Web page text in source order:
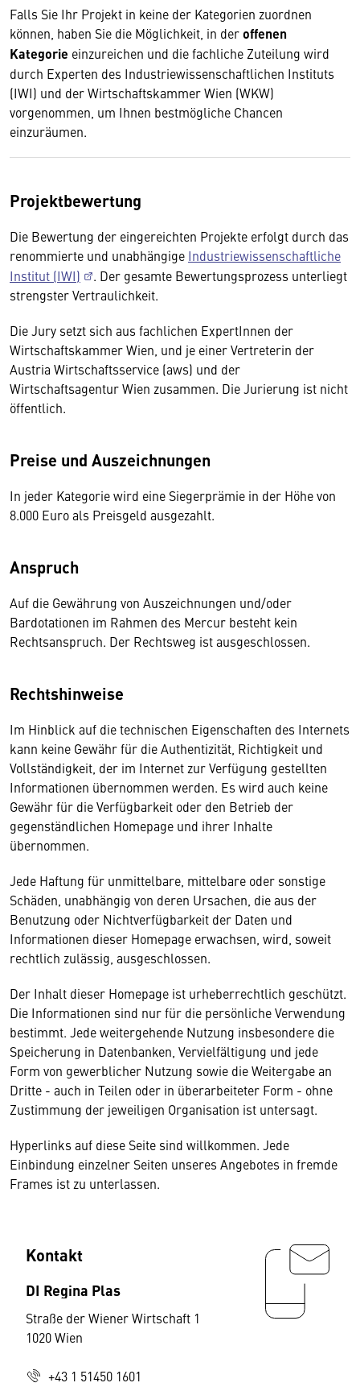
Falls Sie Ihr Projekt in keine der Kategorien zuordnen
können, haben Sie die Möglichkeit, in deroffenen
Kategorie einzureichen und die fachliche Zuteilung wird
durch Experten des Industriewissenschaftlichen Instituts
(IWI) und der Wirtschaftskammer Wien (WKW)
vorgenommen, um Ihnen bestmögliche Chancen
einzuräumen.
Projektbewertung
Die Bewertung der eingereichten Projekte erfolgt durch das
renommierte und unabhängige Industriewissenschaftliche
Institut (IWI)
. Der gesamte Bewertungsprozess unterliegt
strengster Vertraulichkeit.
Die Jury setzt sich aus fachlichen ExpertInnen der
Wirtschaftskammer Wien, und je einer Vertreterin der
Austria Wirtschaftsservice (aws) und der
Wirtschaftsagentur Wien zusammen. Die Jurierung ist nicht
öffentlich.
Preise und Auszeichnungen
In jeder Kategorie wird eine Siegerprämie in der Höhe von
8.000 Euro als Preisgeld ausgezahlt.
Anspruch
Auf die Gewährung von Auszeichnungen und/oder
Bardotationen im Rahmen des Mercur besteht kein
Rechtsanspruch. Der Rechtsweg ist ausgeschlossen.
Rechtshinweise
Im Hinblick auf die technischen Eigenschaften des Internets
kann keine Gewähr für die Authentizität, Richtigkeit und
Vollständigkeit, der im Internet zur Verfügung gestellten
Informationen übernommen werden. Es wird auch keine
Gewähr für die Verfügbarkeit oder den Betrieb der
gegenständlichen Homepage und ihrer Inhalte
übernommen.
Jede Haftung für unmittelbare, mittelbare oder sonstige
Schäden, unabhängig von deren Ursachen, die aus der
Benutzung oder Nichtverfügbarkeit der Daten und
Informationen dieser Homepage erwachsen, wird, soweit
rechtlich zulässig, ausgeschlossen.
Der Inhalt dieser Homepage ist urheberrechtlich geschützt.
Die Informationen sind nur für die persönliche Verwendung
bestimmt. Jede weitergehende Nutzung insbesondere die
Speicherung in Datenbanken, Vervielfältigung und jede
Form von gewerblicher Nutzung sowie die Weitergabe an
Dritte - auch in Teilen oder in überarbeiteter Form - ohne
Zustimmung der jeweiligen Organisation ist untersagt.
Hyperlinks auf diese Seite sind willkommen. Jede
Einbindung einzelner Seiten unseres Angebotes in fremde
Frames ist zu unterlassen.
Kontakt
DI Regina Plas
Straße der Wiener Wirtschaft 1
1020 Wien
+43 1 51450 1601